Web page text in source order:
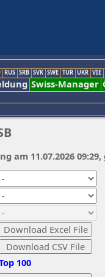
RUS SRB SVK SWE TUR UKR VIE
Swiss-Manager
100
am 11.07.2026